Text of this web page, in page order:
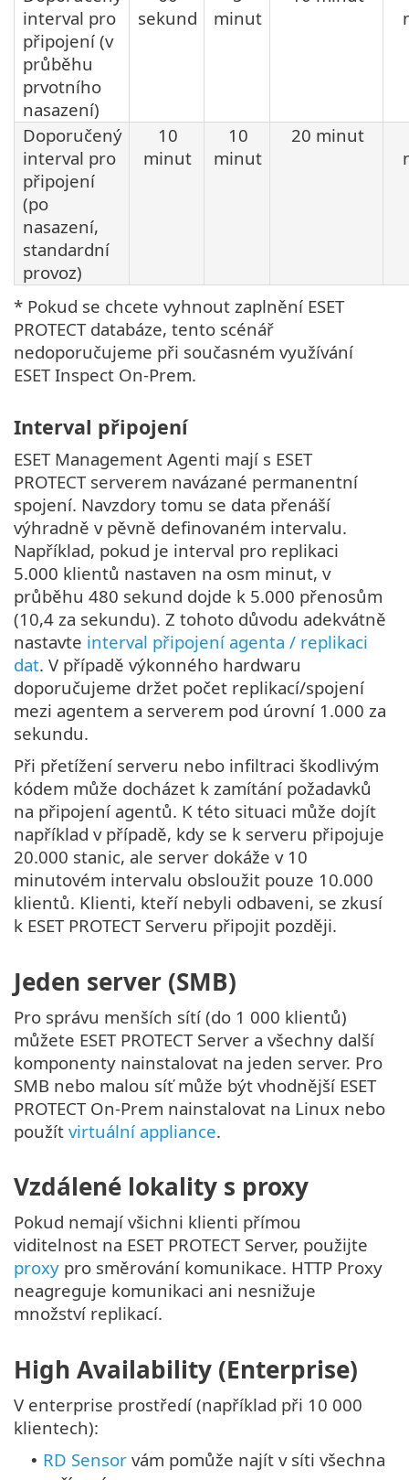
interval pro
připojení (v
průběhu
prvotního
nasazení)
sekund
minut
Doporučený
interval pro
připojení
(po
nasazení,
standardní
provoz)
10
minut
10
minut
20 minut
* Pokud se chcete vyhnout zaplnění ESET
PROTECT databáze, tento scénář
nedoporučujeme při současném využívání
ESET Inspect On-Prem.
Interval připojení
ESET Management Agenti mají s ESET
PROTECT serverem navázané permanentní
spojení. Navzdory tomu se data přenáší
výhradně v pěvně definovaném intervalu.
Například, pokud je interval pro replikaci
5.000 klientů nastaven na osm minut, v
průběhu 480 sekund dojde k 5.000 přenosům
(10,4 za sekundu). Z tohoto důvodu adekvátně
nastavte interval připojení agenta / replikaci
dat. V případě výkonného hardwaru
doporučujeme držet počet replikací/spojení
mezi agentem a serverem pod úrovní 1.000 za
sekundu.
Při přetížení serveru nebo infiltraci škodlivým
kódem může docházet k zamítání požadavků
na připojení agentů. K této situaci může dojít
například v případě, kdy se k serveru připojuje
20.000 stanic, ale server dokáže v 10
minutovém intervalu obsloužit pouze 10.000
klientů. Klienti, kteří nebyli odbaveni, se zkusí
k ESET PROTECT Serveru připojit později.
Jeden server (SMB)
Pro správu menších sítí (do 1 000 klientů)
můžete ESET PROTECT Server a všechny další
komponenty nainstalovat na jeden server. Pro
SMB nebo malou síť může být vhodnější ESET
PROTECT On-Prem nainstalovat na Linux nebo
použít virtuální appliance.
Vzdálené lokality s proxy
Pokud nemají všichni klienti přímou
viditelnost na ESET PROTECT Server, použijte
proxy pro směrování komunikace. HTTP Proxy
neagreguje komunikaci ani nesnižuje
množství replikací.
High Availability (Enterprise)
V enterprise prostředí (například při 10 000
klientech):
• RD Sensor vám pomůže najít v síti všechna